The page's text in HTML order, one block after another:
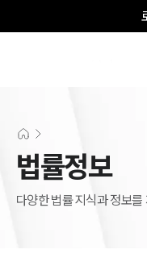
법률정보
다양한 법률 지식과 정보를